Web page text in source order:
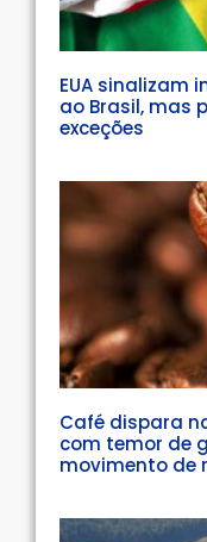
EUA sinalizam
ao Brasil, mas
exceções
Café dispara
com temor de
movimento de